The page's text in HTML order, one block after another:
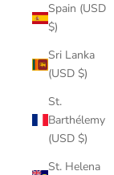
Spain (USD
$)
Sri Lanka
(USD $)
St.
Barthélemy
(USD $)
St. Helena